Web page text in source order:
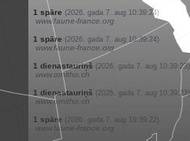
1 putns (2026. gada 7. aug 10:39:25)
www.ornitho.it
1 dienastauriņš (2026. gada 7. aug 10:39:24)
www.ornitho.ch
1 dienastauriņš (2026. gada 7. aug 10:39:24)
www.ornitho.ch
1 putns (2026. gada 7. aug 10:39:24)
www.ornitho.it
1 spāre (2026. gada 7. aug 10:39:24)
www.faune-france.org